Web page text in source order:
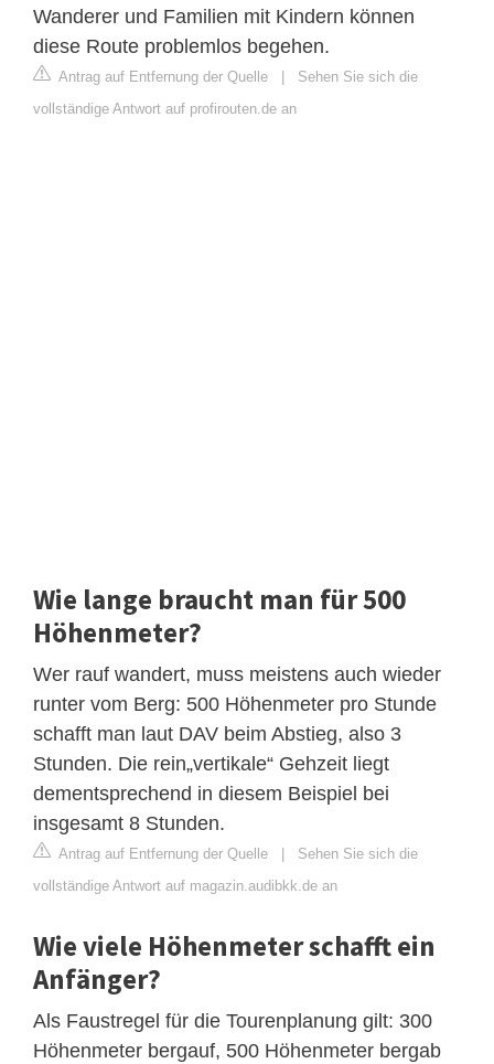
Wanderer und Familien mit Kindern können
diese Route problemlos begehen.
Antrag auf Entfernung der Quelle
Sehen Sie sich die
vollständige Antwort auf profirouten.de an
Wie lange braucht man für 500
Höhenmeter?
Wer rauf wandert, muss meistens auch wieder
runter vom Berg: 500 Höhenmeter pro Stunde
schafft man laut DAV beim Abstieg, also 3
Stunden. Die rein„vertikale“ Gehzeit liegt
dementsprechend in diesem Beispiel bei
insgesamt 8 Stunden.
Antrag auf Entfernung der Quelle
Sehen Sie sich die
vollständige Antwort auf magazin.audibkk.de an
Wie viele Höhenmeter schafft ein
Anfänger?
Als Faustregel für die Tourenplanung gilt: 300
Höhenmeter bergauf, 500 Höhenmeter bergab